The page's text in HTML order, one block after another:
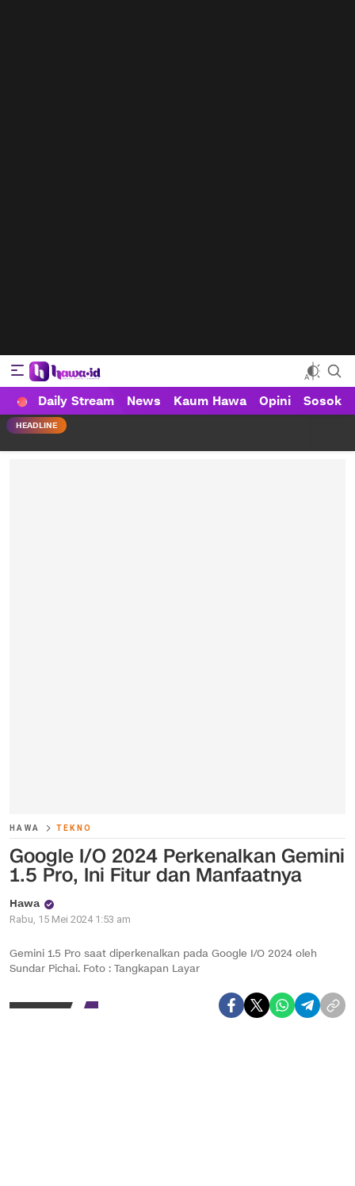
HAWA
Haluan Wanita Indonesia
Daily Stream News Kaum Hawa Opini Sosok
HEADLINE
HAWA TEKNO
Google I/O 2024 Perkenalkan Gemini
1.5 Pro, Ini Fitur dan Manfaatnya
Hawa
Rabu, 15 Mei 2024 1:53 am
Gemini 1.5 Pro saat diperkenalkan pada Google I/O 2024 oleh
Sundar Pichai. Foto : Tangkapan Layar